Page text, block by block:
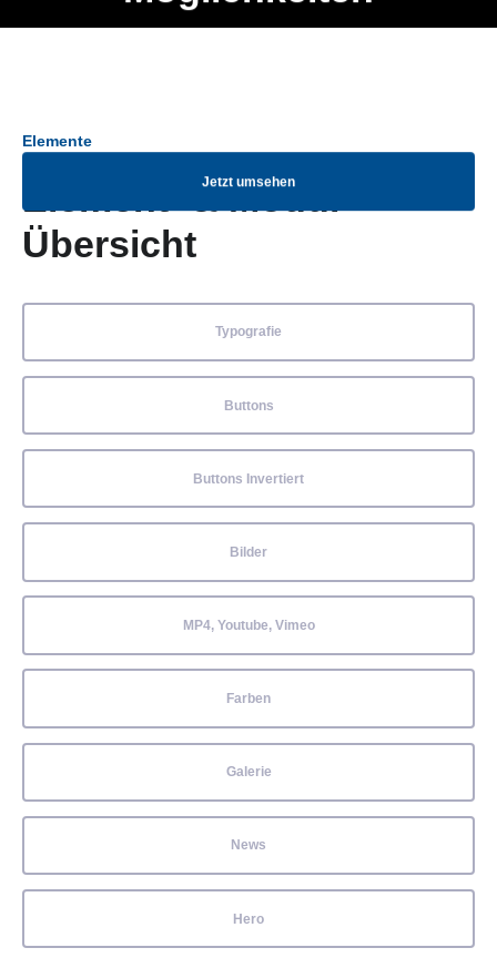
Jetzt umsehen
Elemente
Element- & Modul-
Übersicht
Typografie
Buttons
Buttons Invertiert
Bilder
MP4, Youtube, Vimeo
Farben
Galerie
News
Hero